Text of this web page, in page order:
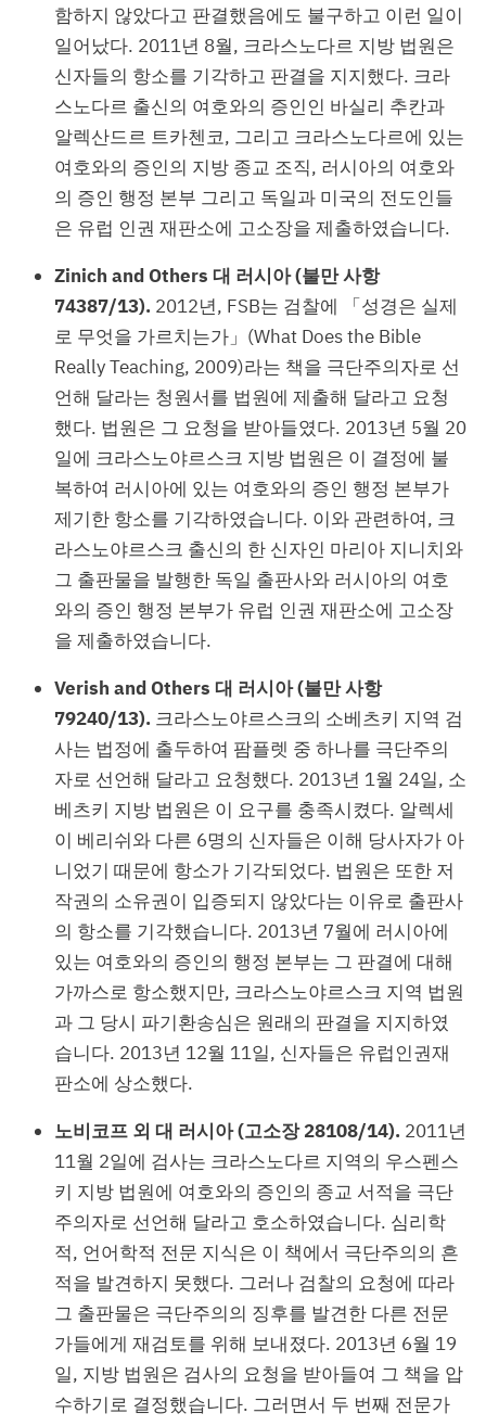
함하지 않았다고 판결했음에도 불구하고 이런 일이
일어났다. 2011년 8월, 크라스노다르 지방 법원은
신자들의 항소를 기각하고 판결을 지지했다. 크라
스노다르 출신의 여호와의 증인인 바실리 추칸과
알렉산드르 트카첸코, 그리고 크라스노다르에 있는
여호와의 증인의 지방 종교 조직, 러시아의 여호와
의 증인 행정 본부 그리고 독일과 미국의 전도인들
은 유럽 인권 재판소에 고소장을 제출하였습니다.
Zinich and Others 대 러시아 (불만 사항
74387/13). 2012년, FSB는 검찰에 「성경은 실제
로 무엇을 가르치는가」(What Does the Bible
Really Teaching, 2009)라는 책을 극단주의자로 선
언해 달라는 청원서를 법원에 제출해 달라고 요청
했다. 법원은 그 요청을 받아들였다. 2013년 5월 20
일에 크라스노야르스크 지방 법원은 이 결정에 불
복하여 러시아에 있는 여호와의 증인 행정 본부가
제기한 항소를 기각하였습니다. 이와 관련하여, 크
라스노야르스크 출신의 한 신자인 마리아 지니치와
그 출판물을 발행한 독일 출판사와 러시아의 여호
와의 증인 행정 본부가 유럽 인권 재판소에 고소장
을 제출하였습니다.
Verish and Others 대 러시아 (불만 사항
79240/13). 크라스노야르스크의 소베츠키 지역 검
사는 법정에 출두하여 팜플렛 중 하나를 극단주의
자로 선언해 달라고 요청했다. 2013년 1월 24일, 소
베츠키 지방 법원은 이 요구를 충족시켰다. 알렉세
이 베리쉬와 다른 6명의 신자들은 이해 당사자가 아
니었기 때문에 항소가 기각되었다. 법원은 또한 저
작권의 소유권이 입증되지 않았다는 이유로 출판사
의 항소를 기각했습니다. 2013년 7월에 러시아에
있는 여호와의 증인의 행정 본부는 그 판결에 대해
가까스로 항소했지만, 크라스노야르스크 지역 법원
과 그 당시 파기환송심은 원래의 판결을 지지하였
습니다. 2013년 12월 11일, 신자들은 유럽인권재
판소에 상소했다.
노비코프 외 대 러시아 (고소장 28108/14). 2011년
11월 2일에 검사는 크라스노다르 지역의 우스펜스
키 지방 법원에 여호와의 증인의 종교 서적을 극단
주의자로 선언해 달라고 호소하였습니다. 심리학
적, 언어학적 전문 지식은 이 책에서 극단주의의 흔
적을 발견하지 못했다. 그러나 검찰의 요청에 따라
그 출판물은 극단주의의 징후를 발견한 다른 전문
가들에게 재검토를 위해 보내졌다. 2013년 6월 19
일, 지방 법원은 검사의 요청을 받아들여 그 책을 압
수하기로 결정했습니다. 그러면서 두 번째 전문가